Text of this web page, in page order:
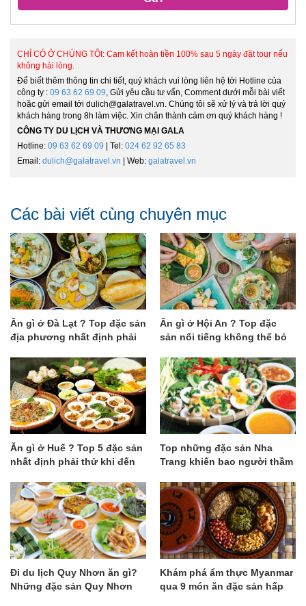
CHỈ CÓ Ở CHÚNG TÔI: Cam kết hoàn tiền 100% sau 5 ngày đặt tour nếu
không hài lòng.
Để biết thêm thông tin chi tiết, quý khách vui lòng liên hệ tới Hotline của
công ty : 09 63 62 69 09, Gửi yêu cầu tư vấn, Comment dưới mỗi bài viết
hoặc gửi email tới dulich@galatravel.vn. Chúng tôi sẽ xử lý và trả lời quý
khách hàng trong 8h làm việc. Xin chân thành cảm ơn quý khách hàng !
CÔNG TY DU LỊCH VÀ THƯƠNG MẠI GALA
Hotline: 09 63 62 69 09 | Tel: 024 62 92 65 83
Email: dulich@galatravel.vn | Web: galatravel.vn
Các bài viết cùng chuyên mục
Ăn gì ở Đà Lạt ? Top đặc sản
địa phương nhất định phải
Ăn gì ở Hội An ? Top đặc
sản nổi tiếng không thể bỏ
Ăn gì ở Huế ? Top 5 đặc sản
nhất định phải thử khi đến
Top những đặc sản Nha
Trang khiến bao người thầm
Đi du lịch Quy Nhơn ăn gì?
Những đặc sản Quy Nhơn
Khám phá ẩm thực Myanmar
qua 9 món ăn đặc sản hấp